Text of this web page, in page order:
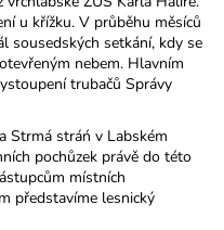
u křížku. V průběhu měsíců
sousedských setkání, kdy se
nebem. Hlavním
trubačů Správy
Strmá stráń v Labském
pochůzek právě do této
místních
představíme lesnický